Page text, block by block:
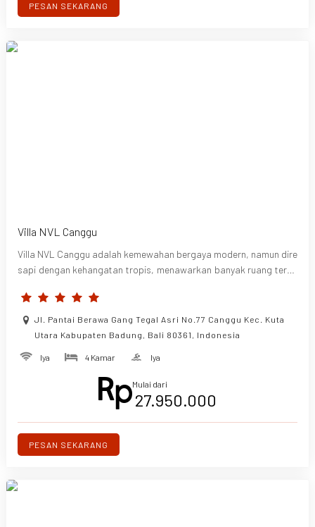
tuk kursi berjemur.
PESAN SEKARANG
Villa NVL Canggu
Villa NVL Canggu adalah kemewahan bergaya modern, namun dire
sapi dengan kehangatan tropis, menawarkan banyak ruang terbu
Jl. Pantai Berawa Gang Tegal Asri No.77 Canggu Kec. Kuta
Utara Kabupaten Badung, Bali 80361, Indonesia
Iya 4 Kamar Iya
Mulai dari
27.950.000
PESAN SEKARANG